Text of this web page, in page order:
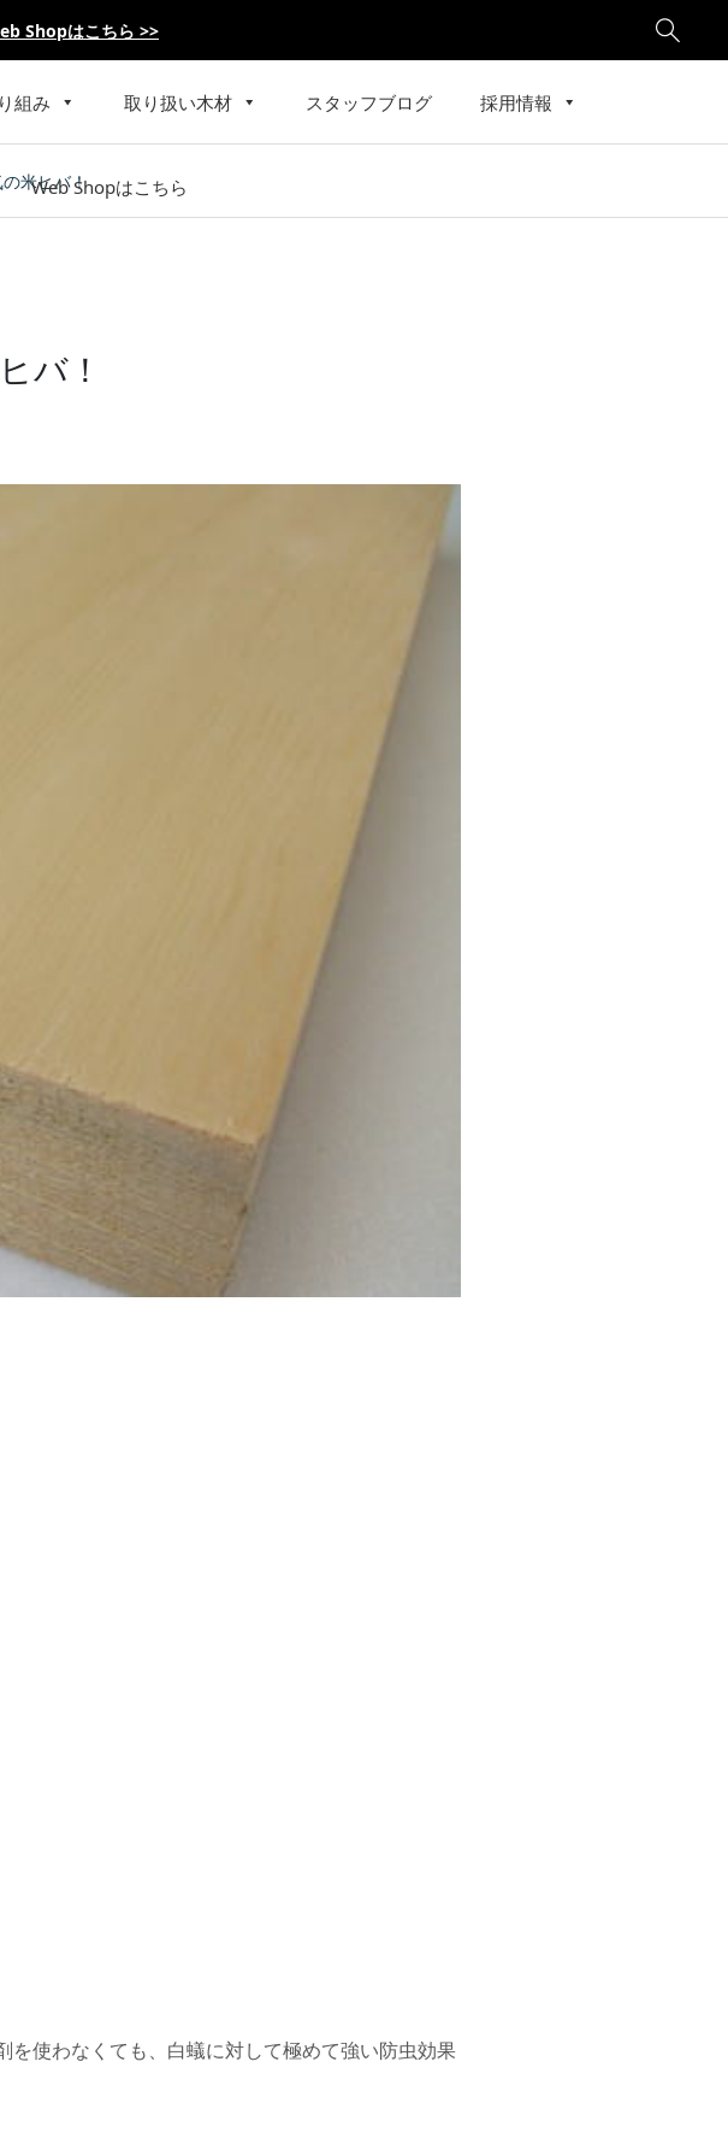
Shopはこちら >>
組み 取り扱い木材 スタッフブログ 採用情報
Web Shopはこちら

米ヒバ！
バ！
使わなくても、白蟻に対して極めて強い防虫効果